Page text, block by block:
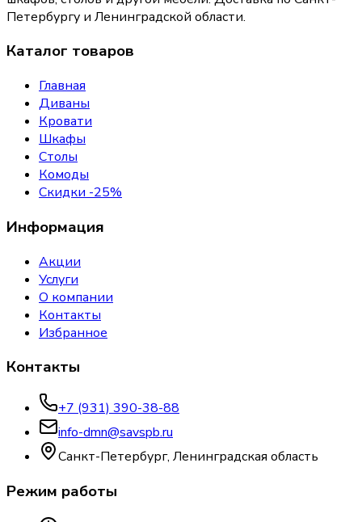
Петербургу и Ленинградской области.
Каталог товаров
Главная
Диваны
Кровати
Шкафы
Столы
Комоды
Скидки -25%
Информация
Акции
Услуги
О компании
Контакты
Избранное
Контакты
+7 (931) 390-38-88
info-dmn@savspb.ru
Санкт-Петербург, Ленинградская область
Режим работы